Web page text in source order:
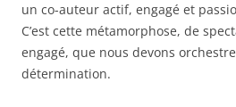
un co-auteur actif, engagé et
C’est cette métamorphose, de
engagé, que nous devons
détermination.